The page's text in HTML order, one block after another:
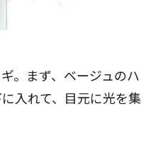
。まず、ベージュのハ
入れて、目元に光を集